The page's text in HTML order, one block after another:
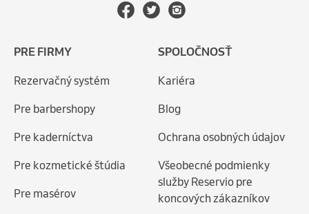
PRE FIRMY
Rezervačný systém
Pre barbershopy
Pre kaderníctva
Pre kozmetické štúdia
Pre masérov
SPOLOČNOSŤ
Kariéra
Blog
Ochrana osobných údajov
Všeobecné podmienky
služby Reservio pre
koncových zákazníkov